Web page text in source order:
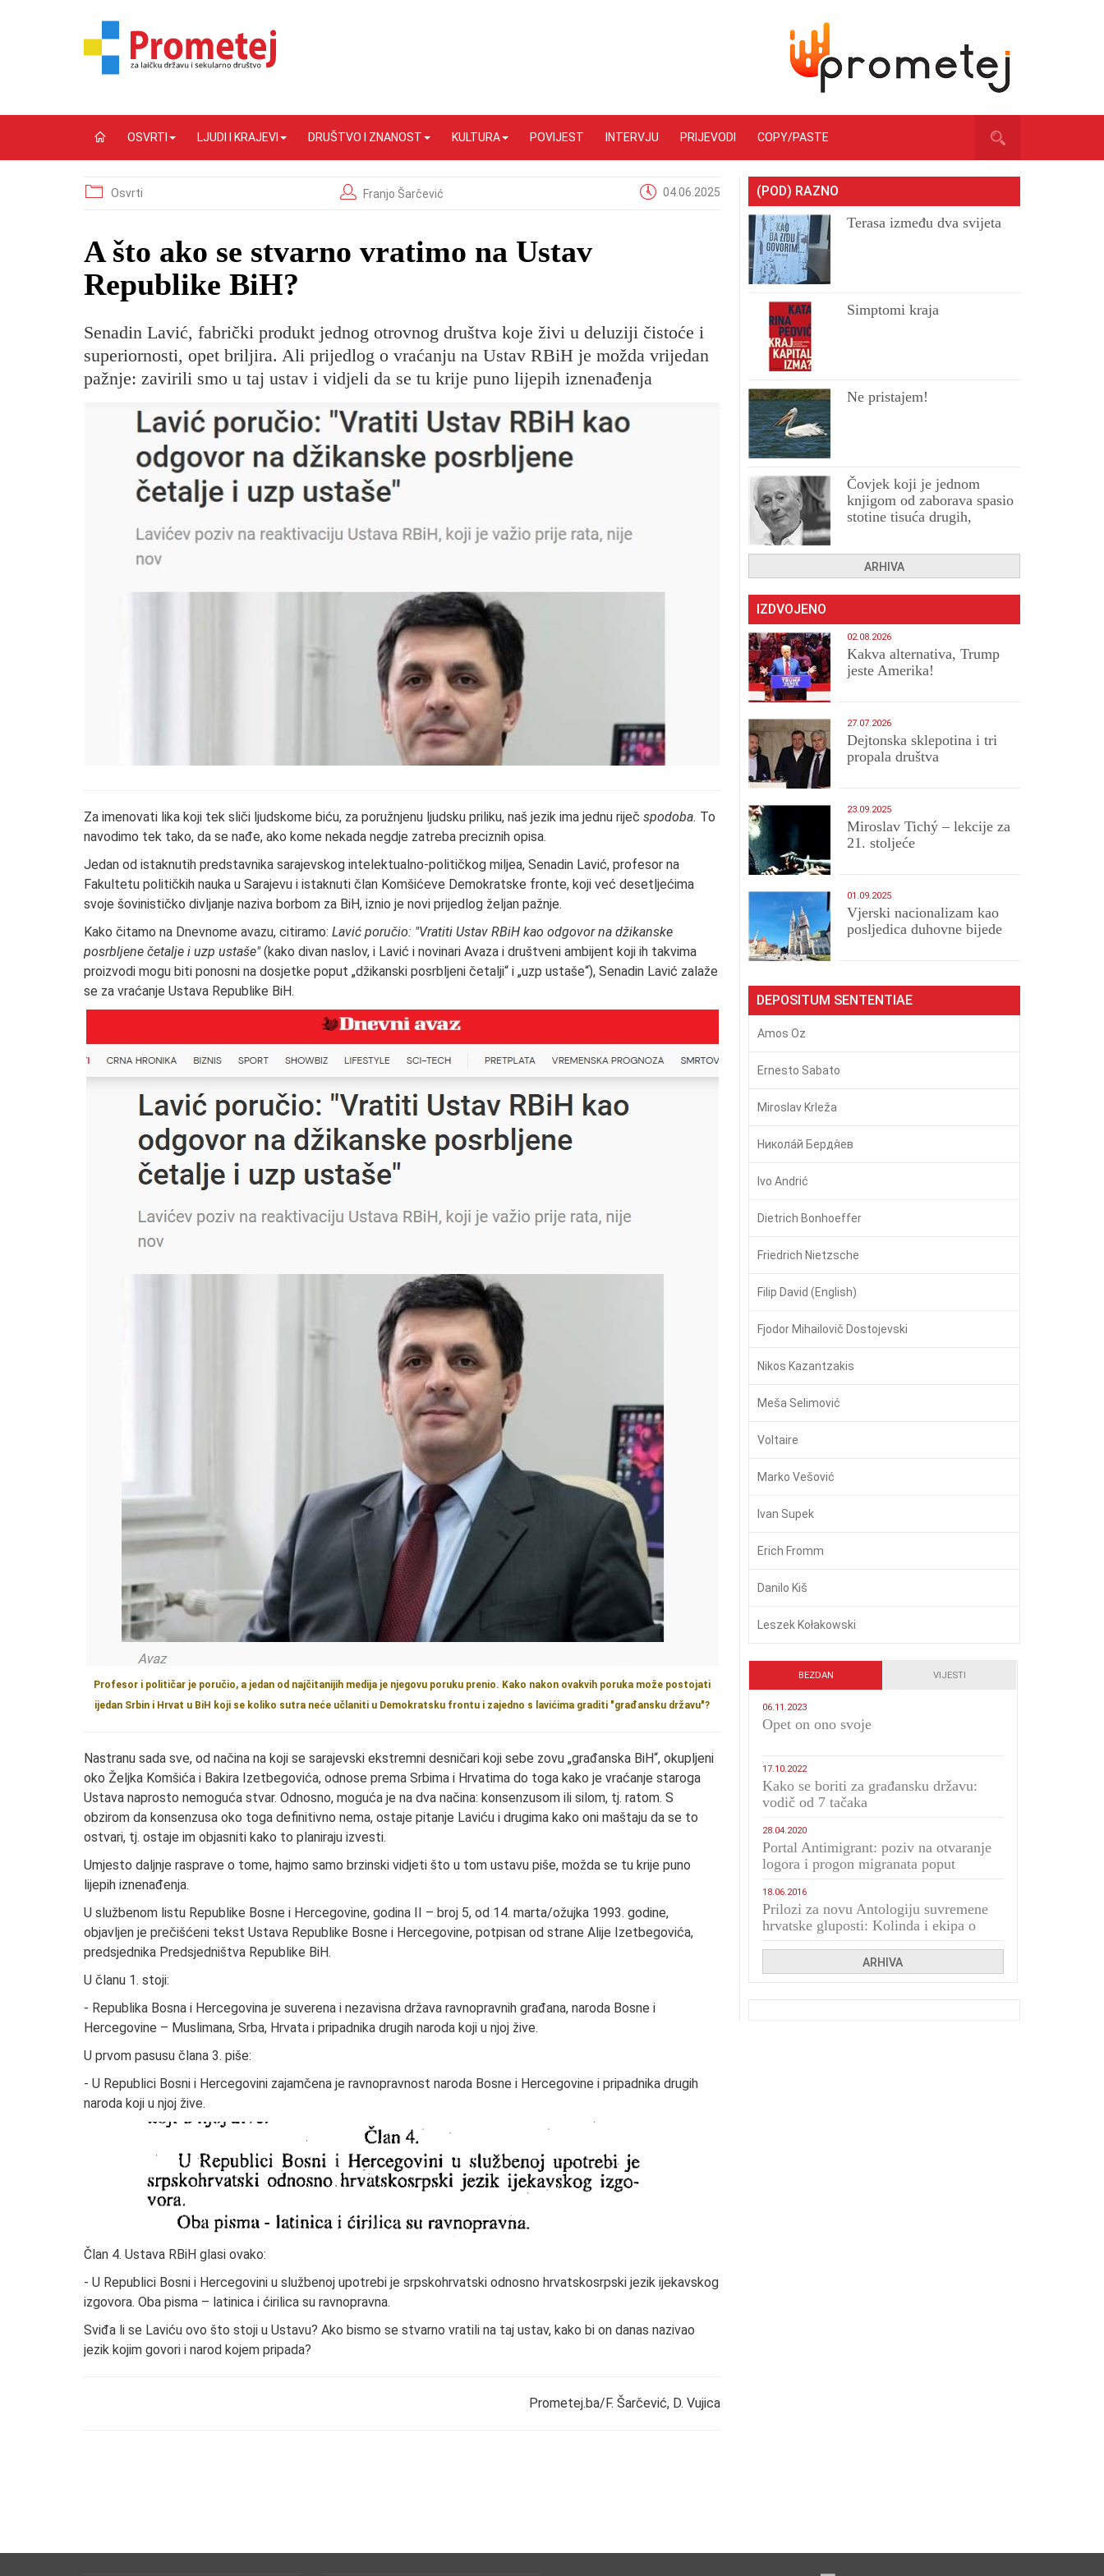
OSVRTI LJUDI I KRAJEVI DRUŠTVO I ZNANOST KULTURA POVIJEST INTERVJU PRIJEVODI COPY/PASTE
Osvrti Franjo Šarčević 04.06.2025
​A što ako se stvarno vratimo na Ustav
Republike BiH?
Senadin Lavić, fabrički produkt jednog otrovnog društva koje živi u deluziji čistoće i
superiornosti, opet briljira. Ali prijedlog o vraćanju na Ustav RBiH je možda vrijedan
pažnje: zavirili smo u taj ustav i vidjeli da se tu krije puno lijepih iznenađenja
Za imenovati lika koji tek sliči ljudskome biću, za poružnjenu ljudsku priliku, naš jezik ima jednu riječ spodoba. To
navodimo tek tako, da se nađe, ako kome nekada negdje zatreba preciznih opisa.
Jedan od istaknutih predstavnika sarajevskog intelektualno-političkog miljea, Senadin Lavić, profesor na
Fakultetu političkih nauka u Sarajevu i istaknuti član Komšićeve Demokratske fronte, koji već desetljećima
svoje šovinističko divljanje naziva borbom za BiH, iznio je novi prijedlog željan pažnje.
Kako čitamo na Dnevnome avazu, citiramo: Lavić poručio: "Vratiti Ustav RBiH kao odgovor na džikanske
posrbljene četalje i uzp ustaše"(kako divan naslov, i Lavić i novinari Avaza i društveni ambijent koji ih takvima
proizvodi mogu biti ponosni na dosjetke poput „džikanski posrbljeni četalji“ i „uzp ustaše“), Senadin Lavić zalaže
se za vraćanje Ustava Republike BiH.
Profesor i političar je poručio, a jedan od najčitanijih medija je njegovu poruku prenio. Kako nakon ovakvih poruka može postojati
ijedan Srbin i Hrvat u BiH koji se koliko sutra neće učlaniti u Demokratsku frontu i zajedno s lavićima graditi "građansku državu"?
Nastranu sada sve, od načina na koji se sarajevski ekstremni desničari koji sebe zovu „građanska BiH“, okupljeni
oko Željka Komšića i Bakira Izetbegovića, odnose prema Srbima i Hrvatima do toga kako je vraćanje staroga
Ustava naprosto nemoguća stvar. Odnosno, moguća je na dva načina: konsenzusom ili silom, tj. ratom. S
obzirom da konsenzusa oko toga definitivno nema, ostaje pitanje Laviću i drugima kako oni maštaju da se to
ostvari, tj. ostaje im objasniti kako to planiraju izvesti.
Umjesto daljnje rasprave o tome, hajmo samo brzinski vidjeti što u tom ustavu piše, možda se tu krije puno
lijepih iznenađenja.
U službenom listu Republike Bosne i Hercegovine, godina II – broj 5, od 14. marta/ožujka 1993. godine,
objavljen je prečišćeni tekst Ustava Republike Bosne i Hercegovine, potpisan od strane Alije Izetbegovića,
predsjednika Predsjedništva Republike BiH.
U članu 1. stoji:
- Republika Bosna i Hercegovina je suverena i nezavisna država ravnopravnih građana, naroda Bosne i
Hercegovine – Muslimana, Srba, Hrvata i pripadnika drugih naroda koji u njoj žive.
U prvom pasusu člana 3. piše:
- U Republici Bosni i Hercegovini zajamčena je ravnopravnost naroda Bosne i Hercegovine i pripadnika drugih
naroda koji u njoj žive.
Član 4. Ustava RBiH glasi ovako:
- U Republici Bosni i Hercegovini u službenoj upotrebi je srpskohrvatski odnosno hrvatskosrpski jezik ijekavskog
izgovora. Oba pisma – latinica i ćirilica su ravnopravna.
Sviđa li se Laviću ovo što stoji u Ustavu? Ako bismo se stvarno vratili na taj ustav, kako bi on danas nazivao
jezik kojim govori i narod kojem pripada?
Prometej.ba/F. Šarčević, D. Vujica
(POD) RAZNO
Terasa između dva svijeta
Simptomi kraja
Ne pristajem!
Čovjek koji je jednom
knjigom od zaborava spasio
stotine tisuća drugih,
ARHIVA
IZDVOJENO
02.08.2026
Kakva alternativa, Trump
jeste Amerika!
27.07.2026
Dejtonska sklepotina i tri
propala društva
23.09.2025
Miroslav Tichý – lekcije za
21. stoljeće
01.09.2025
​Vjerski nacionalizam kao
posljedica duhovne bijede
DEPOSITUM SENTENTIAE
Amos Oz
Ernesto Sabato
Miroslav Krleža
Никола́й Бердя́ев
Ivo Andrić
Dietrich Bonhoeffer
Friedrich Nietzsche
Filip David (English)
Fjodor Mihailovič Dostojevski
Nikos Kazantzakis
Meša Selimović
Voltaire
Marko Vešović
Ivan Supek
Erich Fromm
Danilo Kiš
Leszek Kołakowski
BEZDAN VIJESTI
06.11.2023
​Opet on ono svoje
17.10.2022
Kako se boriti za građansku državu:
vodič od 7 tačaka
28.04.2020
Portal Antimigrant: poziv na otvaranje
logora i progon migranata poput
18.06.2016
Prilozi za novu Antologiju suvremene
hrvatske gluposti: Kolinda i ekipa o
ARHIVA